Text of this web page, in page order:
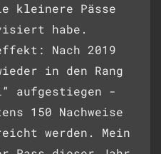
kleinere Pässe
habe.
Nach 2019
in den Rang
aufgestiegen -
150 Nachweise
werden. Mein